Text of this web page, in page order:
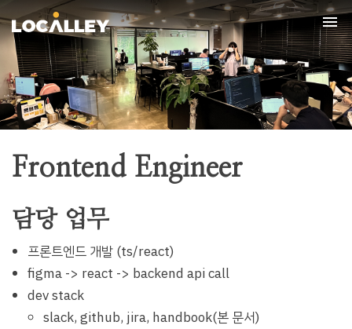
Frontend Engineer
담당 업무
프론트엔드 개발 (ts/react)
figma -> react -> backend api call
dev stack
slack, github, jira, handbook(본 문서)